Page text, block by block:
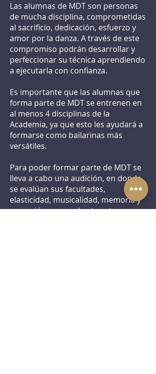
Las alumnas de MDT son personas
de mucha disciplina, comprometidas
al sacrificio, dedicación, esfuerzo y
amor por la danza. A través de este
compromiso podrán desarrollar y
perfeccionar su técnica aprendiendo
a ejecutarla con confianza.
Es importante que las alumnas que
forma parte de MDT se entrenen en
al menos 4 disciplinas de la
Academia, ya que esto les ayudará a
formarse como bailarinas más
versátiles.
Para poder formar parte de MDT se
lleva a cabo una audición, en donde
se evalúan sus facultades,
elasticidad, musicalidad, memoria y
expresión corporal entre otras